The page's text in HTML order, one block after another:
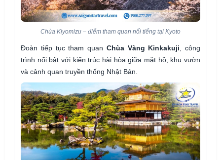
Chùa Kiyomizu – điểm tham quan nổi tiếng tại Kyoto
Đoàn tiếp tục tham quan Chùa Vàng Kinkakuji , công
trình nổi bật với kiến trúc hài hòa giữa mặt hồ, khu vườn
và cảnh quan truyền thống Nhật Bản.